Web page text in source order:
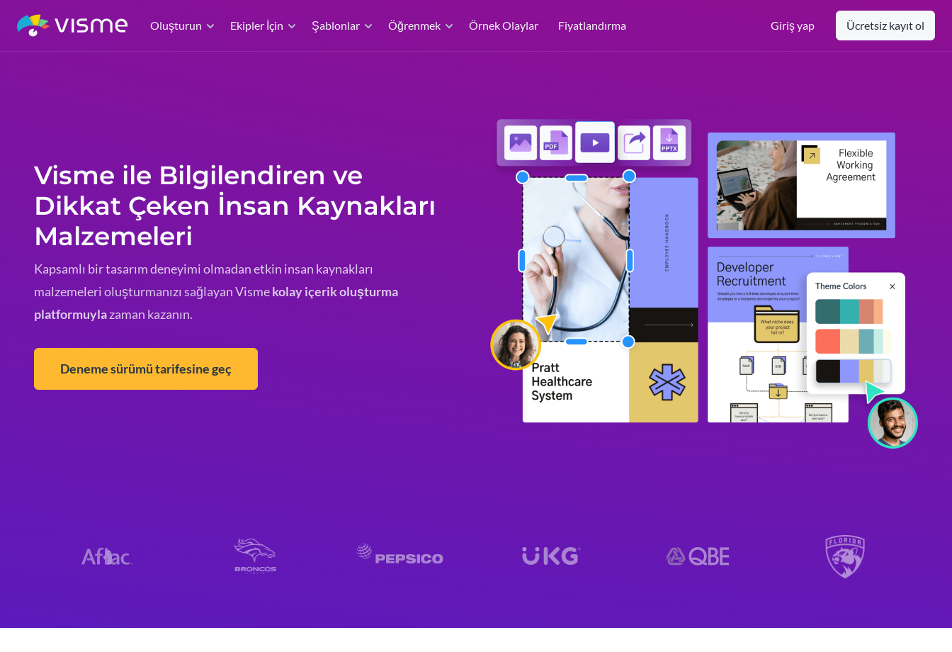
Oluşturun Ekipler İçin Şablonlar Öğrenmek Örnek Olaylar Fiyatlandırma Giriş yap Ücretsiz kayıt ol
Visme ile Bilgilendiren ve
Dikkat Çeken İnsan Kaynakları
Malzemeleri
Kapsamlı bir tasarım deneyimi olmadan etkin insan kaynakları
malzemeleri oluşturmanızı sağlayan Vismekolay içerik oluşturma
platformuylazaman kazanın.
Deneme sürümü tarifesine geç